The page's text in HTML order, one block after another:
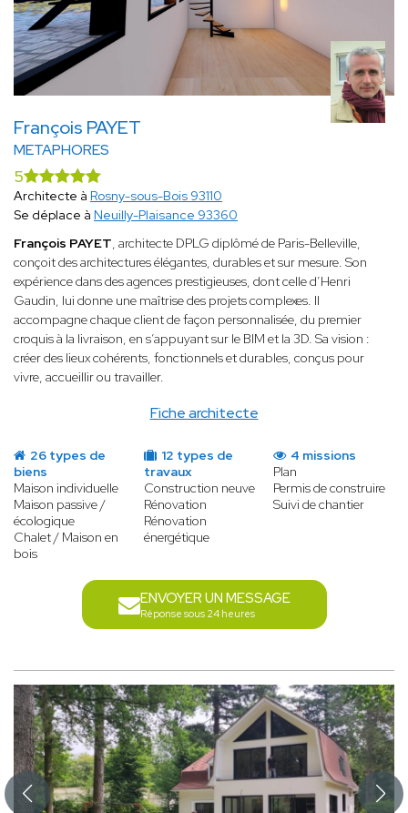
François PAYET
METAPHORES
Fiche architecte
5
Architecte à Rosny-sous-Bois 93110
Se déplace à Neuilly-Plaisance 93360
François PAYET, architecte DPLG diplômé de Paris-Belleville,
conçoit des architectures élégantes, durables et sur mesure. Son
expérience dans des agences prestigieuses, dont celle d’Henri
Gaudin, lui donne une maîtrise des projets complexes. Il
accompagne chaque client de façon personnalisée, du premier
croquis à la livraison, en s’appuyant sur le BIM et la 3D. Sa vision :
créer des lieux cohérents, fonctionnels et durables, conçus pour
vivre, accueillir ou travailler.
26 types de
biens
Maison individuelle
Maison passive /
écologique
Chalet / Maison en
bois
12 types de
travaux
Construction neuve
Rénovation
Rénovation
énergétique
4 missions
Plan
Permis de construire
Suivi de chantier
ENVOYER UN MESSAGE
Réponse sous 24 heures